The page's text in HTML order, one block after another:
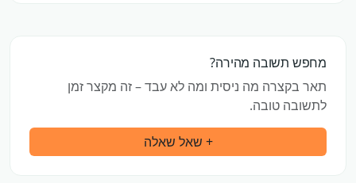
מחפש תשובה מהירה?
תאר בקצרה מה ניסית ומה לא עבד – זה מקצר זמן
לתשובה טובה.
+ שאל שאלה